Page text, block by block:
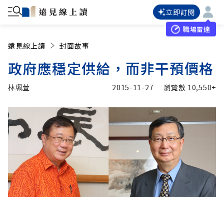
立即訂閱
職場雷達
遠見線上讀 封面故事
政府應穩定供給，而非干預價格
林珮萱
林珮萱
2015-11-27 瀏覽數 10,550+